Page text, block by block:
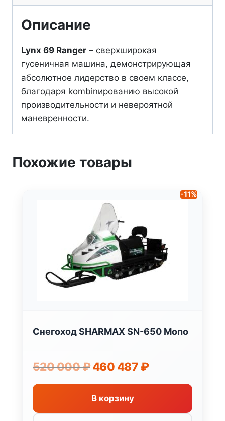
900
Ace
(2023)
Описание
Lynx 69 Ranger – сверхширокая
гусеничная машина, демонстрирующая
абсолютное лидерство в своем классе,
благодаря kombinированию высокой
производительности и невероятной
маневренности.
Похожие товары
-11%
Снегоход SHARMAX SN-650 Mono
520 000₽ Первоначальная
цена
составляла
520
460 487 ₽Текущая
460
В корзину